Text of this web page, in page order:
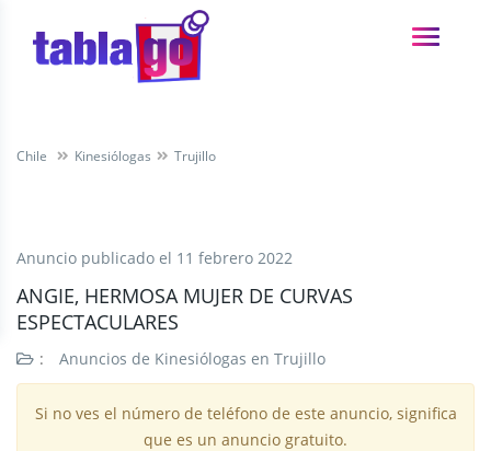
Chile Kinesiólogas Trujillo
Anuncio publicado el 11 febrero 2022
ANGIE, HERMOSA MUJER DE CURVAS
ESPECTACULARES
: Anuncios de Kinesiólogas en Trujillo
Si no ves el número de teléfono de este anuncio, significa
que es un anuncio gratuito.